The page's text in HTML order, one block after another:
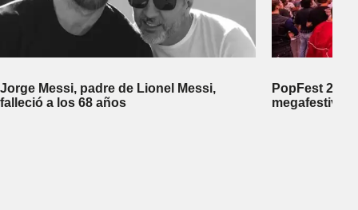
Jorge Messi, padre de Lionel Messi,
falleció a los 68 años
PopFest
megafestival